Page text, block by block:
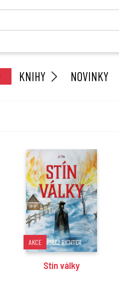
KNIHY NOVINKY
AKCE
Stín války